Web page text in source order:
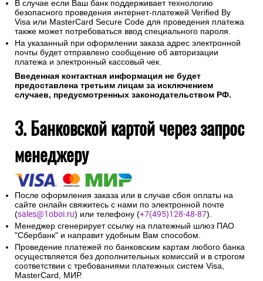
В случае если Ваш банк поддерживает технологию
безопасного проведения интернет-платежей Verified By
Visa или MasterCard Secure Code для проведения платежа
также может потребоваться ввод специального пароля.
На указанный при оформлении заказа адрес электронной
почты будет отправлено сообщение об авторизации
платежа и электронный кассовый чек.
Введенная контактная информация не будет
предоставлена третьим лицам за исключением
случаев, предусмотренных законодательством РФ.
3. Банковской картой через запрос
менеджеру
После оформления заказа или в случае сбоя оплаты на
сайте онлайн свяжитесь с нами по электронной почте
(sales@1oboi.ru) или телефону (+7(495)128-48-87).
Менеджер сгенерирует ссылку на платежный шлюз ПАО
"Сбербанк" и направит удобным Вам способом.
Проведение платежей по банковским картам любого банка
осуществляется без дополнительных комиссий и в строгом
соответствии с требованиями платежных систем Visa,
MasterCard, МИР.